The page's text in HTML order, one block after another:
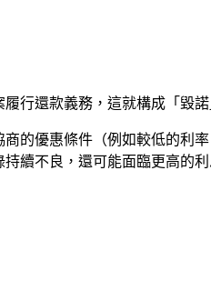
履行還款義務，這就構成「毀諾
的優惠條件（例如較低的利
續不良，還可能面臨更高的